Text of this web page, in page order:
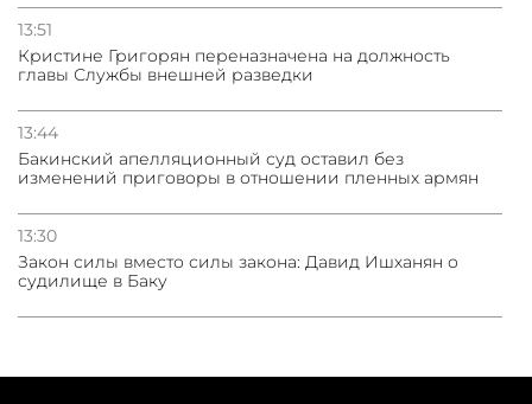
13:51
Кристине Григорян переназначена на должность
главы Службы внешней разведки
13:44
Бакинский апелляционный суд оставил без
изменений приговоры в отношении пленных армян
13:30
Закон силы вместо силы закона: Давид Ишханян о
судилище в Баку